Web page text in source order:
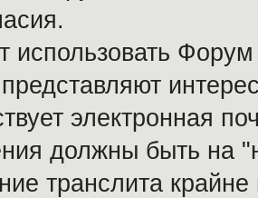
использовать
электронная
должны быть на
транслита